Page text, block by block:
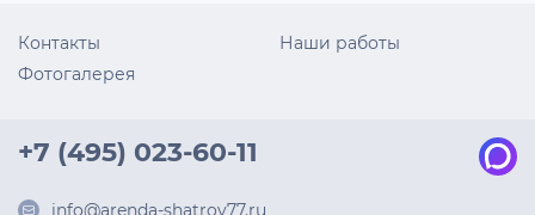
Контакты
Наши работы
Фотогалерея
+7 (495) 023-60-11
info@arenda-shatrov77.ru